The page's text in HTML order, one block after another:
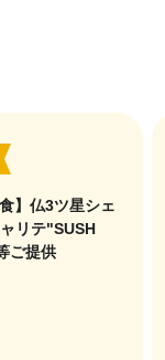
】仏3ツ星シェ
リテ"SUSH
ご提供